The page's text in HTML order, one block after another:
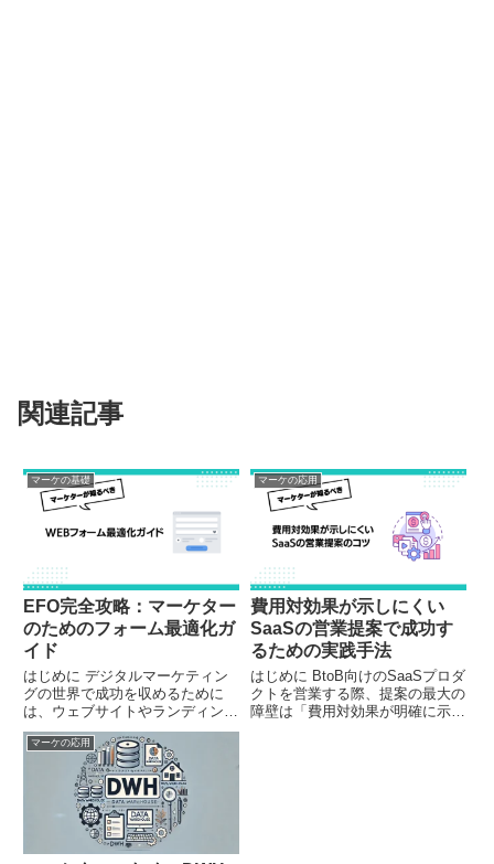
関連記事
マーケの基礎
EFO完全攻略：マーケター
のためのフォーム最適化ガ
イド
はじめに デジタルマーケティン
グの世界で成功を収めるために
は、ウェブサイトやランディング
ページの最適化が不可欠です。そ
の中でも特に重要な要素の一つ
が、EFO（Entry Form
Optimization）です。しかし、多
くの初心者マーケタ...
マーケの応用
費用対効果が示しにくい
SaaSの営業提案で成功す
るための実践手法
はじめに BtoB向けのSaaSプロダ
クトを営業する際、提案の最大の
障壁は「費用対効果が明確に示し
マーケの応用